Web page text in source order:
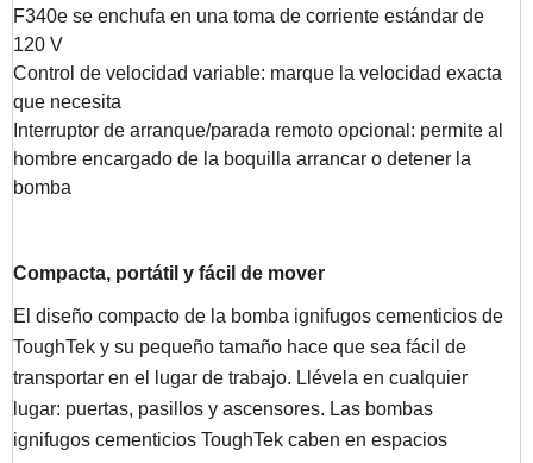
F340e se enchufa en una toma de corriente estándar de
120 V
Control de velocidad variable: marque la velocidad exacta
que necesita
Interruptor de arranque/parada remoto opcional: permite al
hombre encargado de la boquilla arrancar o detener la
bomba
Compacta, portátil y fácil de mover
El diseño compacto de la bomba ignifugos cementicios de
ToughTek y su pequeño tamaño hace que sea fácil de
transportar en el lugar de trabajo. Llévela en cualquier
lugar: puertas, pasillos y ascensores. Las bombas
ignifugos cementicios ToughTek caben en espacios